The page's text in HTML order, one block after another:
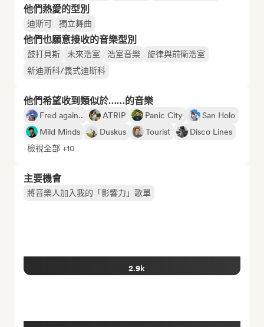
他們熱愛的型別
迪斯可 獨立舞曲
他們也願意接收的音樂型別
鼓打貝斯 未來浩室 浩室音樂
旋律與前衛浩室
新迪斯科/義式迪斯科
他們希望收到類似於……的音樂
Fred again.. ATRIP Panic City
San Holo
Mild Minds
Duskus Tourist
Disco Lines
檢視全部 +10
主要機會
將音樂人加入我的「影響力」歌單
2.9k